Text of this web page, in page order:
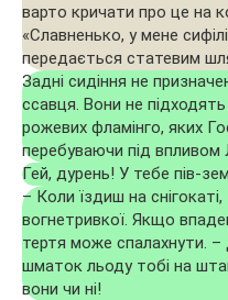
варто кричати про це на
«Славненько, у мене
передається статевим
Задні сидіння не
ссавця. Вони не
рожевих фламінго, яких
перебуваючи під
Гей, дурень! У тебе пів-
– Коли їздиш на
вогнетривкої. Якщо
тертя може спалахнути.
шматок льоду тобі на
вони чи ні!